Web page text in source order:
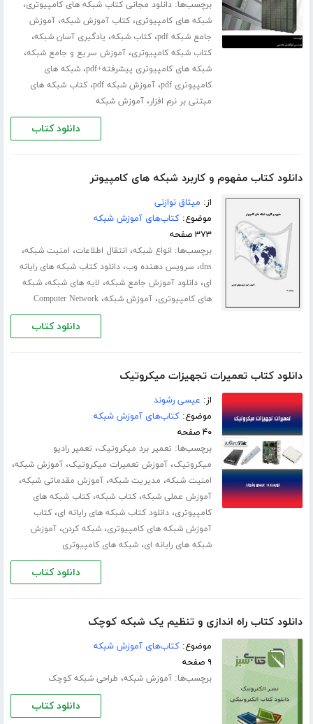
برچسب‌ها:دانلود مجانی کتاب شبکه های کامپیوتری،
شبکه های کامپیوتری،کتاب آموزش شبکه،آموزش
جامع شبکه pdf
،کتاب شبکه، یادگیری آسان شبکه،
کتاب شبکه کامپیوتری،آموزش سریع و جامع شبکه،
شبکه های کامپیوتری پیشرفته+pdf ،شبکه های
کامپیوتری pdf
،آموزش شبکه pdf ،کتاب شبکه های
مبتنی بر نرم افزار،آموزش شبکه
دانلود کتاب
دانلود کتاب مفهوم و کاربرد شبکه های کامپیوتر
از: میثاق نوازنی
موضوع:کتاب‌های آموزش شبکه
۳۷۳ صفحه
برچسب‌ها: انواع شبکه، انتقال اطلاعات، امنیت شبکه،
dns، سرویس دهنده وب،دانلود کتاب شبکه های رایانه
ای،دانلود آموزش جامع شبکه، لایه های شبکه،شبکه
های کامپیوتری،آموزش شبکه،Computer Network
دانلود کتاب
دانلود کتاب تعمیرات تجهیزات میکروتیک
از: عیسی رشوند
موضوع:کتاب‌های آموزش شبکه
۴۰ صفحه
برچسب‌ها: تعمیر برد میکروتیک، تعمیر رادیو
میکروتیک،آموزش تعمیرات میکروتیک،آموزش شبکه،
امنیت شبکه، مدیریت شبکه،آموزش مقدماتی شبکه،
آموزش عملی شبکه،کتاب شبکه،کتاب شبکه های
کامپیوتری،دانلود کتاب شبکه های رایانه ای،کتاب
آموزش شبکه های کامپیوتری،شبکه کردن،آموزش
شبکه های رایانه ای،شبکه های کامپیوتری
دانلود کتاب
دانلود کتاب راه اندازی و تنظیم یک شبکه کوچک
موضوع:کتاب‌های آموزش شبکه
۹ صفحه
برچسب‌ها:آموزش شبکه، طراحی شبکه کوچک
دانلود کتاب